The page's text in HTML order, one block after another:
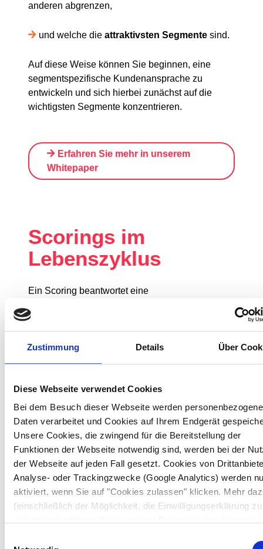
Zustimmung Details Über
Diese Webseite verwendet Cookies
Bei dem Besuch dieser Webseite werden personenbezogene
Daten verarbeitet und Cookies auf Ihrem Endgerät
Unsere Cookies, die zwingend für die Bereitstellung der
Funktionen der Webseite notwendig sind, werden bei der
der Webseite auf jeden Fall gesetzt. Cookies von
Analyse- oder Trackingzwecke (Google Analytics) werden
aktiviert, wenn Sie auf "Cookies zulassen" klicken. Mehr
(einschließlich der Möglichkeit, die Einwilligungserklärung zu
anderen abgrenzen,
und welche die attraktivsten Segmente sind.
Auf diese Weise können Sie beginnen, eine
segmentspezifische Kundenansprache zu
entwickeln und sich hierbei zunächst auf die
wichtigsten Segmente konzentrieren.
Erfahren Sie mehr in unserem
Whitepaper
Scorings im
Lebenszyklus
Ein Scoring beantwortet eine
bestimmten Situation die
auf die Sie Ihre Marketingmaßnahme
konzentrieren sollten? Denkbar sind sämtliche
Situationen entlang des Kundenlebenszyklus von
Neben Scores, die sich am Lebenszyklus
orientieren, lassen sich auch produkt- oder
kanalspezifische Scores bestimmen. Das
Vorgehen ist immer ähnlich: Es werden
vergleichbare Situationen in der Vergangenheit
untersucht. Erfahrenedatavance-Experten
analysieren, welche Merkmale eine erfolgreiche
Response (z.B. Wiederkauf bzw. Reaktivierung)
erklären können. Überträgt man dieses
im Sinne der untersuchten Fragestellung.